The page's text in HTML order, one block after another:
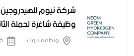
وظيفة شاغرة لحملة
منطقة تبوك